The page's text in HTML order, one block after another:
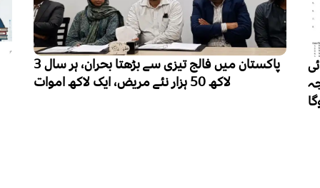
پاکستان میں فالج تیزی سے بڑھتا بحران، ہر سال 3
لاکھ 50 ہزار نئے مریض، ایک لاکھ اموات